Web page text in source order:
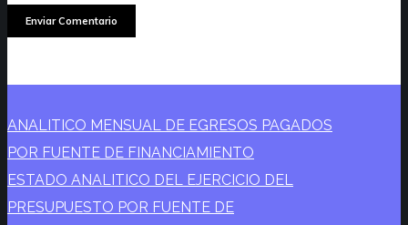
ANALITICO MENSUAL DE EGRESOS PAGADOS
POR FUENTE DE FINANCIAMIENTO
ESTADO ANALITICO DEL EJERCICIO DEL
PRESUPUESTO POR FUENTE DE